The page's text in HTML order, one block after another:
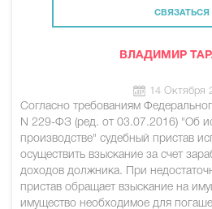
СВЯЗАТЬСЯ
ВЛАДИМИР
14 Октября
Согласно требованиям
N 229-ФЗ (ред. от 03.07.2016) "Об
производстве" судебный пристав
осуществить взыскание за счет
доходов должника. При
пристав обращает взыскание на
имущество необходимое для